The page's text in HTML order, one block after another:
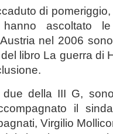
di
ascoltato le
nel 2006
libro La guerra di
della III G,
il
Virgilio